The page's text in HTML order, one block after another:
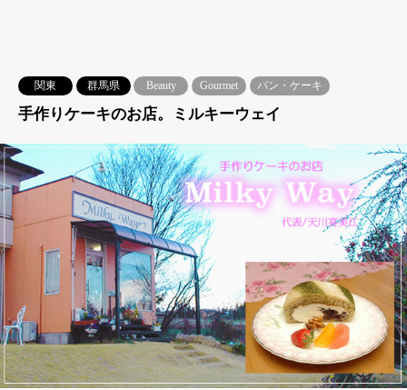
関東 群馬県 Beauty Gourmet パン・ケーキ
手作りケーキのお店。ミルキーウェイ